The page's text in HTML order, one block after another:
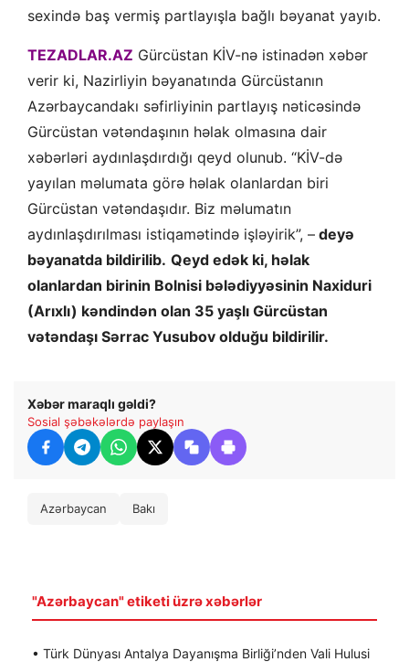
sexində baş vermiş partlayışla bağlı bəyanat yayıb.
TEZADLAR.AZ Gürcüstan KİV-nə istinadən xəbər
verir ki, Nazirliyin bəyanatında Gürcüstanın
Azərbaycandakı səfirliyinin partlayış nəticəsində
Gürcüstan vətəndaşının həlak olmasına dair
xəbərləri aydınlaşdırdığı qeyd olunub. “KİV-də
yayılan məlumata görə həlak olanlardan biri
Gürcüstan vətəndaşıdır. Biz məlumatın
aydınlaşdırılması istiqamətində işləyirik”, – deyə
bəyanatda bildirilib. Qeyd edək ki, həlak
olanlardan birinin Bolnisi bələdiyyəsinin Naxiduri
(Arıxlı) kəndindən olan 35 yaşlı Gürcüstan
vətəndaşı Sərrac Yusubov olduğu bildirilir.
Xəbər maraqlı gəldi?
Sosial şəbəkələrdə paylaşın
Azərbaycan Bakı
"Azərbaycan" etiketi üzrə xəbərlər
• Türk Dünyası Antalya Dayanışma Birliği’nden Vali Hulusi